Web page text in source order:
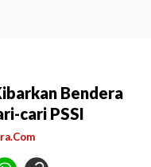
Bendera
cari PSSI